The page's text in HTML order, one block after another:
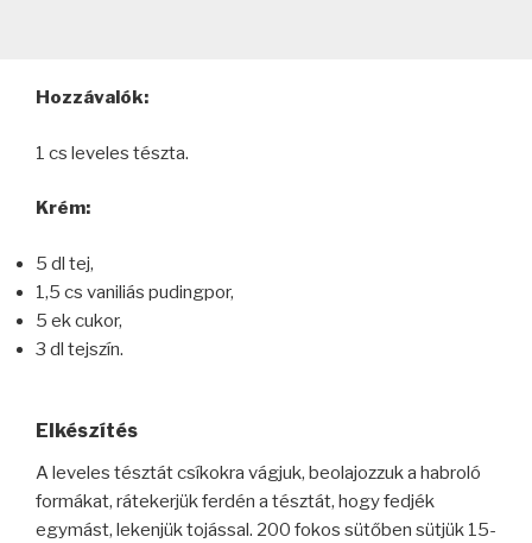
Hozzávalók:
1 cs leveles tészta.
Krém:
5 dl tej,
1,5 cs vaniliás pudingpor,
5 ek cukor,
3 dl tejszín.
Elkészítés
A leveles tésztát csíkokra vágjuk, beolajozzuk a habroló
formákat, rátekerjük ferdén a tésztát, hogy fedjék
egymást, lekenjük tojással. 200 fokos sütőben sütjük 15-